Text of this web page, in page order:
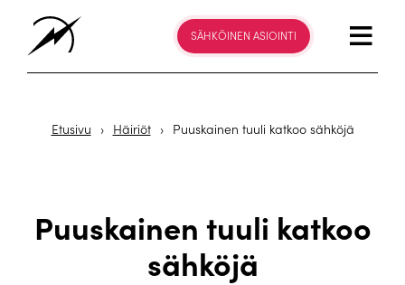
SÄHKÖINEN ASIOINTI
Etusivu › Häiriöt › Puuskainen tuuli katkoo sähköjä
Puuskainen tuuli katkoo
sähköjä